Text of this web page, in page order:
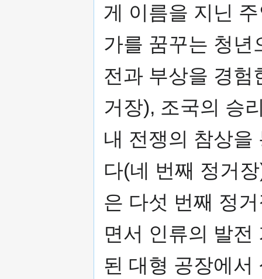
게 이름을 지닌
가를 꿈꾸는 청년
전과 부상을 경험
거장), 조국의 승
내 전쟁의 참상을
다(네 번째 정거
은 다섯 번째 정
면서 인류의 발
된 대형 공장에서